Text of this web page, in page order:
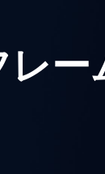
レ